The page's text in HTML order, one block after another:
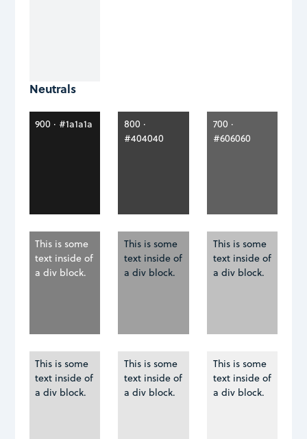
Neutrals
900 · #1a1a1a
800 ·
#404040
700 ·
#606060
This is some
text inside of
a div block.
This is some
text inside of
a div block.
This is some
text inside of
a div block.
This is some
text inside of
a div block.
This is some
text inside of
a div block.
This is some
text inside of
a div block.